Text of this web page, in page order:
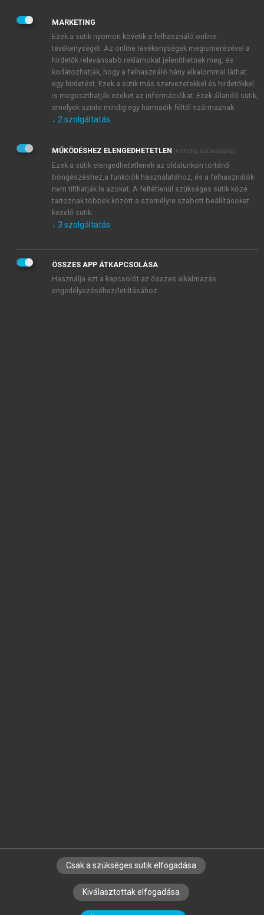
JELSZÓ
JELSZÓ ÚJRA
Kérek értesítést a MeRSZ újdonságairól, akcióiról.
Kérek értesítést az Akadémiai Kiadó Zrt. újdonságairól,
Adatkezelési tájékoztatóbanfoglaltakat tudomásul
veszem és elfogadom.
Általános vásárlási feltételeket, valamint a szotar.netés a
mersz.huoldalak licencszerződéseiben foglaltakat
tudomásul veszem és elfogadom.
KIPRÓBÁLOM
SZERZŐKNEK CÉGEKNEK KÖNYVTÁROSOKNAK
SZERKESZTÉSI ÉS LEKTORÁLÁSI ALAPELVEK
MARKETING
Ezek a sütik nyomon követik a felhasználó online
tevékenységét. Az online tevékenységek megismerésével a
hirdetők relevánsabb reklámokat jeleníthetnek meg, és
korlátozhatják, hogy a felhasználó hány alkalommal láthat
egy hirdetést. Ezek a sütik más szervezetekkel és hirdetőkkel
is megoszthatják ezeket az információkat. Ezek állandó sütik,
amelyek szinte mindig egy harmadik féltől származnak.
↓ 2 szolgáltatás
MŰKÖDÉSHEZ ELENGEDHETETLEN (mindig szükséges)
Ezek a sütik elengedhetetlenek az oldalunkon történő
böngészéshez,a funkciók használatához, és a felhasználók
nem tilthatják le azokat. A feltétlenül szükséges sütik közé
tartoznak többek között a személyre szabott beállításokat
kezelő sütik.
↓ 3 szolgáltatás
ÖSSZES APP ÁTKAPCSOLÁSA
Használja ezt a kapcsolót az összes alkalmazás
engedélyezéséhez/letiltásához.
Csak a szükséges sütik elfogadása
Kiválasztottak elfogadása